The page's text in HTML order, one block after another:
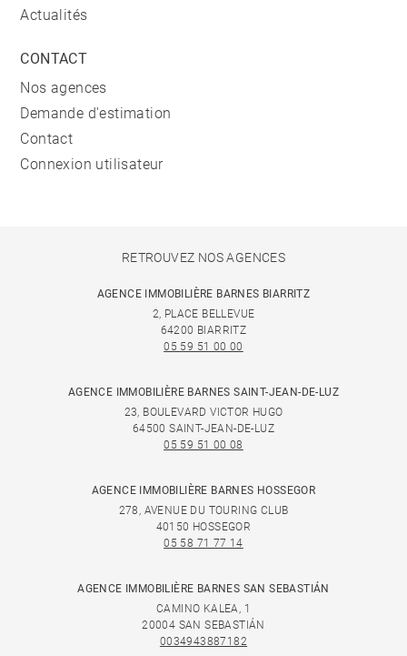
Actualités
CONTACT
Nos agences
Demande d'estimation
Contact
Connexion utilisateur
RETROUVEZ NOS AGENCES
AGENCE IMMOBILIÈRE BARNES BIARRITZ
2, PLACE BELLEVUE
64200 BIARRITZ
05 59 51 00 00
AGENCE IMMOBILIÈRE BARNES SAINT-JEAN-DE-LUZ
23, BOULEVARD VICTOR HUGO
64500 SAINT-JEAN-DE-LUZ
05 59 51 00 08
AGENCE IMMOBILIÈRE BARNES HOSSEGOR
278, AVENUE DU TOURING CLUB
40150 HOSSEGOR
05 58 71 77 14
AGENCE IMMOBILIÈRE BARNES SAN SEBASTIÁN
CAMINO KALEA, 1
20004 SAN SEBASTIÁN
0034943887182